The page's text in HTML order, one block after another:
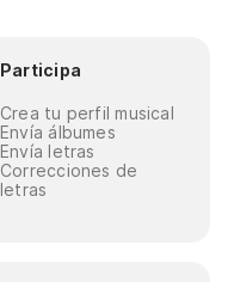
Participa
Crea tu perfil musical
Envía álbumes
Envía letras
Correcciones de
letras